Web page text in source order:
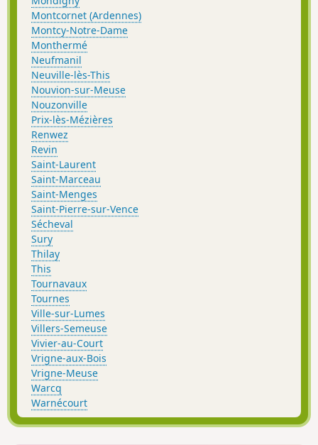
Montcornet (Ardennes)
Montcy-Notre-Dame
Monthermé
Neufmanil
Neuville-lès-This
Nouvion-sur-Meuse
Nouzonville
Prix-lès-Mézières
Renwez
Revin
Saint-Laurent
Saint-Marceau
Saint-Menges
Saint-Pierre-sur-Vence
Sécheval
Sury
Thilay
This
Tournavaux
Tournes
Ville-sur-Lumes
Villers-Semeuse
Vivier-au-Court
Vrigne-aux-Bois
Vrigne-Meuse
Warcq
Warnécourt